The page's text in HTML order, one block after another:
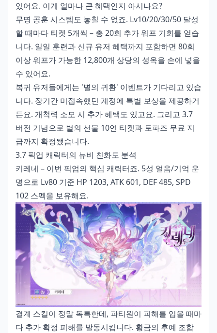
있어요. 이게 얼마나 큰 혜택인지 아시나요?
무명 공훈 시스템도 놓칠 수 없죠. Lv10/20/30/50 달성
할 때마다 티켓 5개씩 – 총 20회 추가 워프 기회를 얻습
니다. 일일 훈련과 신규 유저 혜택까지 포함하면 80회
이상 워프가 가능한 12,800개 상당의 성옥을 손에 넣을
수 있어요.
복귀 유저들에게는 '별의 귀환' 이벤트가 기다리고 있습
니다. 장기간 미접속했던 계정에 특별 보상을 제공하거
든요. 개척력 소모 시 추가 혜택도 있고요. 그리고 3.7
버전 기념으로 별의 선물 10연 티켓과 토파즈 무료 지
급까지 확정됐습니다.
3.7 픽업 캐릭터의 뉴비 친화도 분석
키레네 – 이번 픽업의 핵심 캐릭터죠. 5성 얼음/기억 운
명으로 Lv80 기준 HP 1203, ATK 601, DEF 485, SPD
102 스펙을 보유해요.
결계 스킬이 정말 독특한데, 파티원이 피해를 입을 때마
다 추가 확정 피해를 발동시킵니다. 황금의 후예 조합